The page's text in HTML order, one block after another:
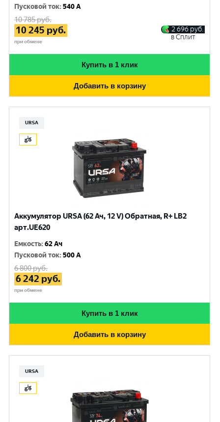
Пусковой ток:540 A
10 785руб.
10 245 руб.
при обмене
2 696 руб.
в Сплит
Купить в 1 клик
Добавить в корзину
URSA
Аккумулятор URSA (62 Ач, 12 V) Обратная, R+ LB2
арт.UE620
Емкость:62 Ач
Пусковой ток:500 A
6 800руб.
6 242 руб.
при обмене
Купить в 1 клик
Добавить в корзину
URSA